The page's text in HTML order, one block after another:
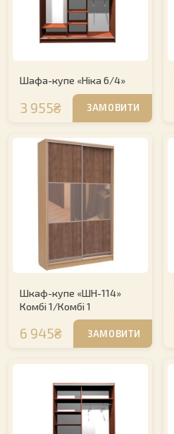
Шафа-купе «Ніка 6/4»
3 955₴ ЗАМОВИТИ
Шкаф-купе «ШН-114»
Комбі 1/Комбі 1
6 945₴ ЗАМОВИТИ